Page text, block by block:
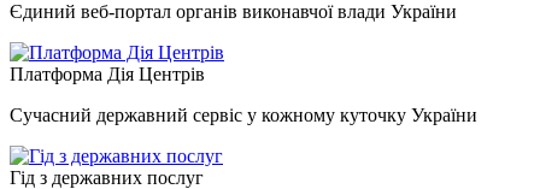
Єдиний веб-портал органів виконавчої влади України
Платформа Дія Центрів
Сучасний державний сервіс у кожному куточку України
Гід з державних послуг